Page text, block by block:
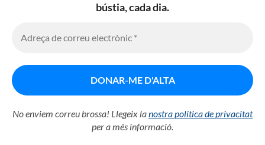
bústia, cada dia.
No enviem correu brossa! Llegeix lanostra política de privacitat
per a més informació.
Diari digital de Ràdio Platja d'Aro| Designed by:Theme Freesia|
per oferir-vos l’experiència més
TOTES les cookies.
Configuració de cookies
ACCEPTAR